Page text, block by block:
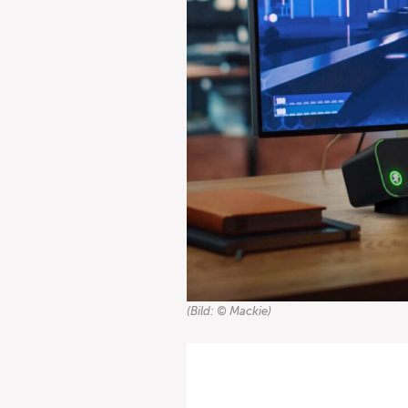
(Bild: © Mackie)